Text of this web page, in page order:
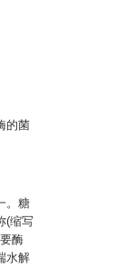
的菌
。糖
(缩写
酶
水解